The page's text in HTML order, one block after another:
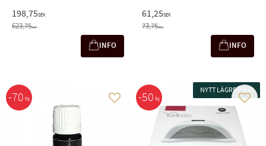
198,75SEK
623,75SEK
INFO
61,25SEK
73,75SEK
INFO
70 % Add to favorites
50 %
NYTT LÄGRE PRIS!
Add